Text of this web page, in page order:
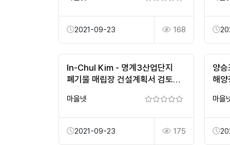
2021-09-23 168
In-Chul Kim - 명계3산업단지
폐기물 매립장 건설계획서 검토에
부탁드립니다...…
마을넷
2021-09-23 175
양
해양
마을